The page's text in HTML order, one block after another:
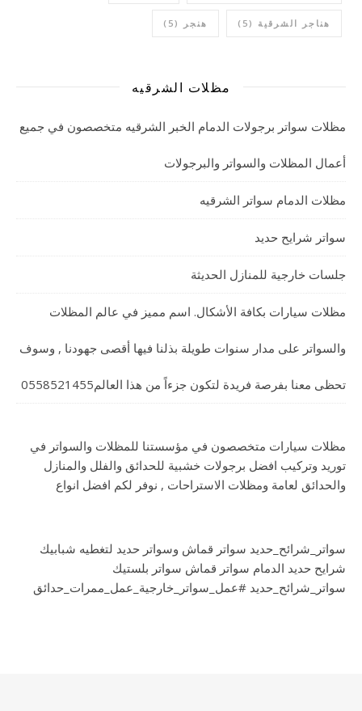
هناجر الشرقية (5) هنجر (5)
مظلات الشرقيه
مظلات سواتر برجولات الدمام الخبر الشرقيه متخصصون في جميع
أعمال المظلات والسواتر والبرجولات
مظلات الدمام سواتر الشرقيه
سواتر شرايح حديد
جلسات خارجية للمنازل الحديثة
مظلات سيارات بكافة الأشكال. اسم مميز في عالم المظلات
والسواتر على مدار سنوات طويلة بذلنا فيها أقصى جهودنا , وسوف
تحظى معنا بفرصة فريدة لتكون جزءاً من هذا العالم0558521455
مظلات سيارات متخصصون في مؤسستنا للمظلات والسواتر في
توريد وتركيب افضل برجولات خشبية للحدائق والفلل والمنازل
والحدائق لعامة ومظلات الاستراحات , نوفر لكم افضل انواع
سواتر_شرائح_حديد سواتر قماش وسواتر حديد لتغطيه شبابيك
شرايح حديد الدمام سواتر قماش سواتر بلستيك
سواتر_شرائح_حديد #عمل_سواتر_خارجية_عمل_ممرات_حدائق